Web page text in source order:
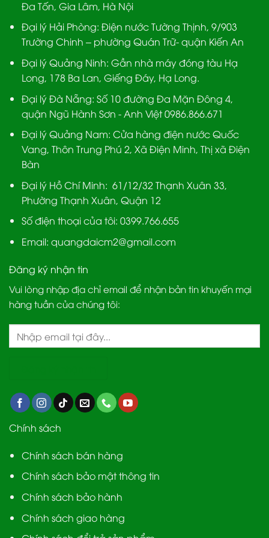
Đa Tốn, Gia Lâm, Hà Nội
Đại lý Hải Phòng: Điện nước Tường Thịnh, 9/903
Trường Chinh – phường Quán Trữ- quận Kiến An
Đại lý Quảng Ninh: Gần nhà máy đóng tàu Hạ
Long, 178 Ba Lan, Giếng Đáy, Hạ Long.
Đại lý Đà Nẵng: Số 10 đường Đa Mặn Đông 4,
quận Ngũ Hành Sơn - Anh Việt 0986.866.671
Đại lý Quảng Nam: Cửa hàng điện nước Quốc
Vang, Thôn Trung Phú 2, Xã Điện Minh, Thị xã Điện
Bàn
Đại lý Hồ Chí Minh: 61/12/32 Thạnh Xuân 33,
Phường Thạnh Xuân, Quận 12
Số điện thoại của tôi: 0399.766.655
Email: quangdaicm2@gmail.com
Đăng ký nhận tin
Vui lòng nhập địa chỉ email để nhận bản tin khuyến mại
hàng tuần của chúng tôi:
Chính sách
Chính sách bán hàng
Chính sách bảo mật thông tin
Chính sách bảo hành
Chính sách giao hàng